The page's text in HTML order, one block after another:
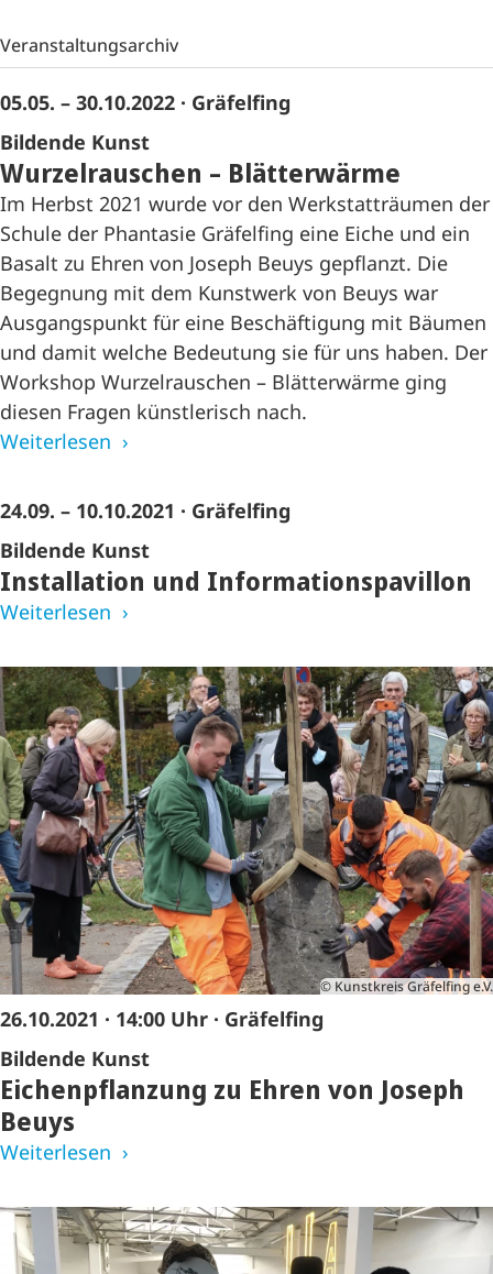
Veranstaltungsarchiv
05.05. – 30.10.2022 · Gräfelfing
Bildende Kunst
Wurzelrauschen – Blätterwärme
Im Herbst 2021 wurde vor den Werkstatträumen der
Schule der Phantasie Gräfelfing eine Eiche und ein
Basalt zu Ehren von Joseph Beuys gepflanzt. Die
Begegnung mit dem Kunstwerk von Beuys war
Ausgangspunkt für eine Beschäftigung mit Bäumen
und damit welche Bedeutung sie für uns haben. Der
Workshop Wurzelrauschen – Blätterwärme ging
diesen Fragen künstlerisch nach.
Weiterlesen
24.09. – 10.10.2021 · Gräfelfing
Bildende Kunst
Installation und Informationspavillon
Weiterlesen
© Kunstkreis Gräfelfing e.V.
26.10.2021 · 14:00 Uhr · Gräfelfing
Bildende Kunst
Eichenpflanzung zu Ehren von Joseph
Beuys
Weiterlesen